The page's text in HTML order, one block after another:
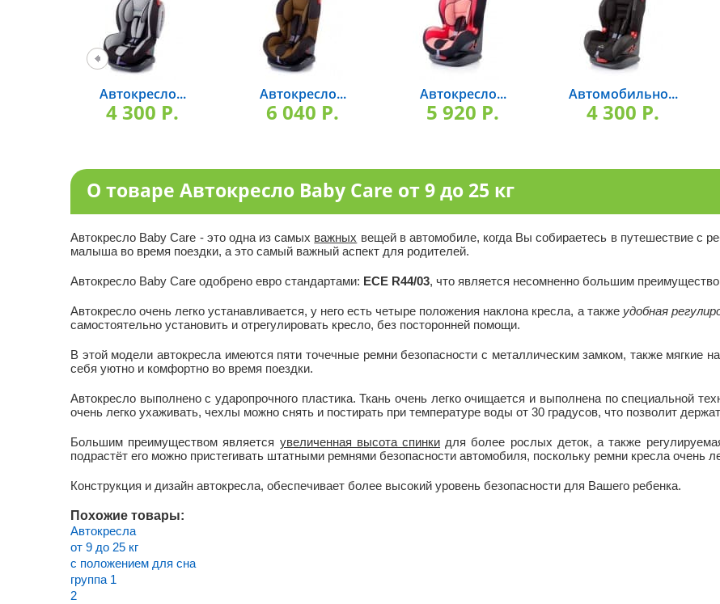
Автокресло...
4 300 P.
Автокресло...
6 040 P.
Автокресло...
5 920 P.
Автомобильно...
4 300 P.
О товаре Автокресло Baby Care от 9 до 25 кг
Автокресло Baby Care - это одна из самых важных вещей в автомобиле, когда Вы собираетесь в путешествие с
малыша во время поездки, а это самый важный аспект для родителей.
Автокресло Baby Care одобрено евро стандартами: ECE R44/03, что является несомненно большим
Автокресло очень легко устанавливается, у него есть четыре положения наклона кресла, а также удобная
самостоятельно установить и отрегулировать кресло, без посторонней помощи.
В этой модели автокресла имеются пяти точечные ремни безопасности с металлическим замком, также мягкие
себя уютно и комфортно во время поездки.
Автокресло выполнено с ударопрочного пластика. Ткань очень легко очищается и выполнена по специальной
очень легко ухаживать, чехлы можно снять и постирать при температуре воды от 30 градусов, что позволит
Большим преимуществом является увеличенная высота спинки для более рослых деток, а также
подрастёт его можно пристегивать штатными ремнями безопасности автомобиля, поскольку ремни кресла очень
Конструкция и дизайн автокресла, обеспечивает более высокий уровень безопасности для Вашего ребенка.
Похожие товары:
Автокресла
от 9 до 25 кг
с положением для сна
группа 1
2